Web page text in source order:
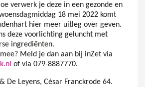
verwerk je deze in een gezonde en
18 mei 2022 komt
hier meer uitleg over geven.
deze voorlichting geluncht met
ingrediënten.
Meld je dan aan bij inZet via
of via 079-8887770.
De Leyens, César Franckrode 64.